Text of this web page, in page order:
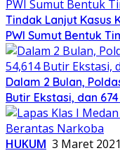
Tindak Lanjut Kasus
PWI Sumut Bentuk
Dalam 2 Bulan,
Butir Ekstasi, dan
HUKUM 3 Maret 2021